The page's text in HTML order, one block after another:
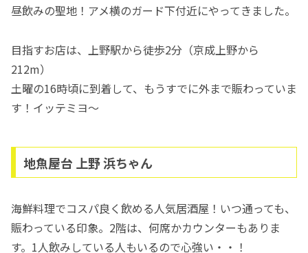
昼飲みの聖地！アメ横のガード下付近にやってきました。
目指すお店は、上野駅から徒歩2分（京成上野から
212m）
土曜の16時頃に到着して、もうすでに外まで賑わっていま
す！イッテミヨ〜
地魚屋台 上野 浜ちゃん
海鮮料理でコスパ良く飲める人気居酒屋！いつ通っても、
賑わっている印象。2階は、何席かカウンターもありま
す。1人飲みしている人もいるので心強い・・！